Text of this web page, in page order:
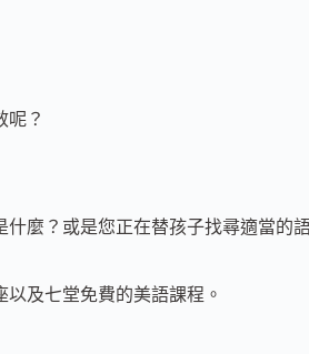
呢？
麼？或是您正在替孩子找尋適當的
及七堂免費的美語課程。